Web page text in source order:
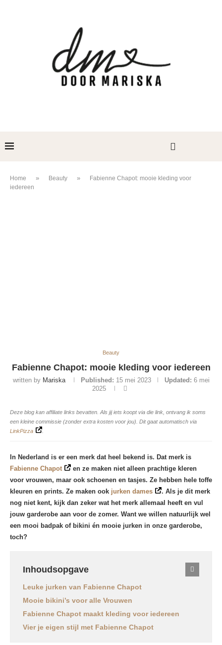
Home » Beauty »
Fabienne Chapot: mooie kleding voor
iedereen
Beauty
Fabienne Chapot: mooie kleding voor iedereen
written by Mariska Published: 15 mei 2023 Updated: 6 mei
2025
Deze blog kan affiliate links bevatten. Als jij iets koopt via die link, ontvang ik soms
een kleine commissie (zonder extra kosten voor jou). Dit gaat automatisch via
LinkPizza
In Nederland is er een merk dat heel bekend is. Dat merk is
Fabienne Chapot
en ze maken niet alleen prachtige kleren
voor vrouwen, maar ook schoenen en tasjes. Ze hebben hele toffe
kleuren en prints. Ze maken ook jurken dames
. Als je dit merk
nog niet kent, kijk dan zeker wat het merk allemaal heeft en vul
jouw garderobe aan voor de zomer. Want we willen natuurlijk wel
een mooi badpak of bikini én mooie jurken in onze garderobe,
toch?
Inhoudsopgave
Leuke jurken van Fabienne Chapot
Mooie bikini’s voor alle Vrouwen
Fabienne Chapot maakt kleding voor iedereen
Vier je eigen stijl met Fabienne Chapot